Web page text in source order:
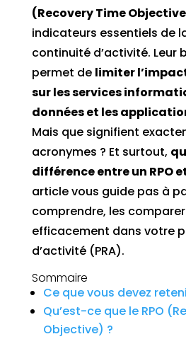
(Recovery Time
indicateurs essentiels de
continuité d’activité. Leur
permet de limiter
sur les services
données et les
Mais que signifient
acronymes ? Et surtout,
différence entre un RPO
article vous guide pas à
comprendre, les
efficacement dans votre
d’activité (PRA).
Sommaire
Ce que vous devez
Qu’est-ce que le RPO
Objective) ?